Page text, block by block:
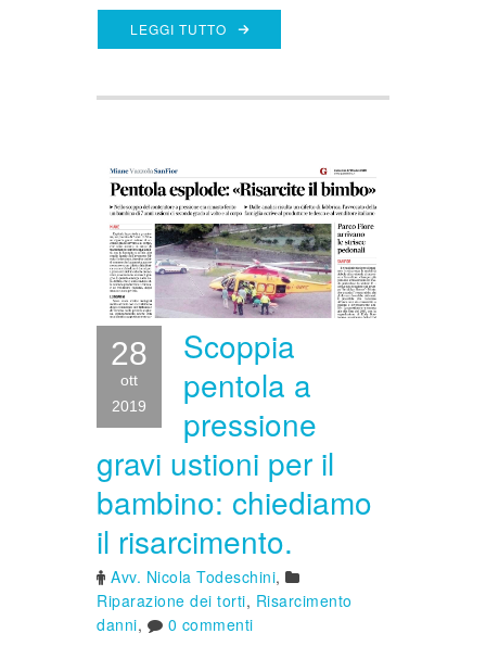
LEGGI TUTTO
28
ott
2019
Scoppia
pentola a
pressione
gravi ustioni per il
bambino: chiediamo
il risarcimento.
Avv. Nicola Todeschini,
Riparazione dei torti, Risarcimento
danni,
0 commenti